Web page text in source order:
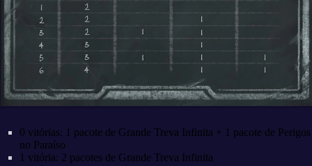
0 vitórias: 1 pacote de Grande Treva Infinita + 1 pacote de Perigos
no Paraíso
1 vitória: 2 pacotes de Grande Treva Infinita